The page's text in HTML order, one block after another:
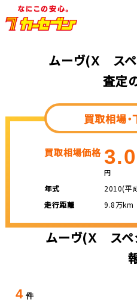
ムーヴ(Ｘ スペ
査定
買取相場
買取相場価格 3.0
円
年式
2010(平
走行距離
9.8万km
ムーヴ(Ｘ スペ
4 件